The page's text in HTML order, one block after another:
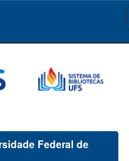
Federal de